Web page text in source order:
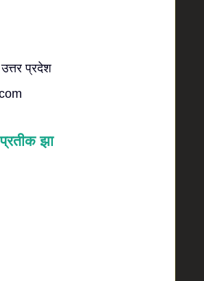
उत्तर प्रदेश
प्रतीक झा